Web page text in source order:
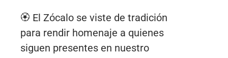
🏵️ El Zócalo se viste de tradición
para rendir homenaje a quienes
siguen presentes en nuestro